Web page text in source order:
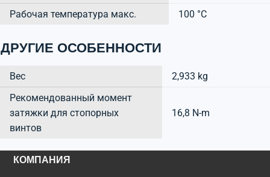
Рабочая температура макс.
100 °C
ДРУГИЕ ОСОБЕННОСТИ
Вес
2,933 kg
Рекомендованный момент
затяжки для стопорных
винтов
16,8 N-m
КОМПАНИЯ